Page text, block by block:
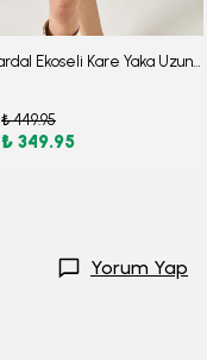
Kadın Hardal Ekoseli Kare Yaka Uzun Kol Elbise ARM-22Y001182
₺ 449.95
₺ 349.95
Yorum Yap